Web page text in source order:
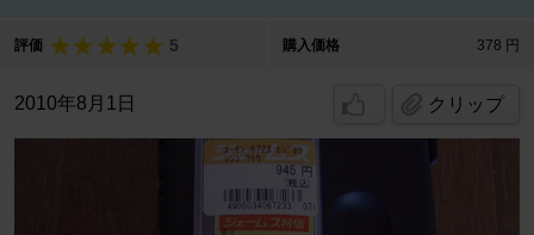
評価 5 購入価格 378 円
2010年8月1日 クリップ